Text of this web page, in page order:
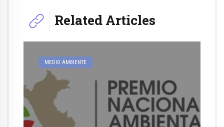
Related Articles
MEDIO AMBIENTE